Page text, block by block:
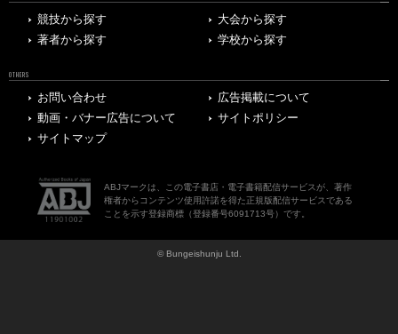
競技から探す
大会から探す
著者から探す
学校から探す
OTHERS
お問い合わせ
広告掲載について
動画・バナー広告について
サイトポリシー
サイトマップ
ABJマークは、この電子書店・電子書籍配信サービスが、著作
権者からコンテンツ使用許諾を得た正規版配信サービスである
ことを示す登録商標（登録番号6091713号）です。
© Bungeishunju Ltd.